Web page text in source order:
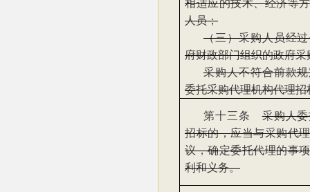
相适应的技术、经济等
人员；
（三）采购人员经
府财政部门组织的政府采
采购人不符合前款
委托采购代理机构代理招
第十三条采购人
招标的，应当与采购代
议，确定委托代理的事
利和义务。